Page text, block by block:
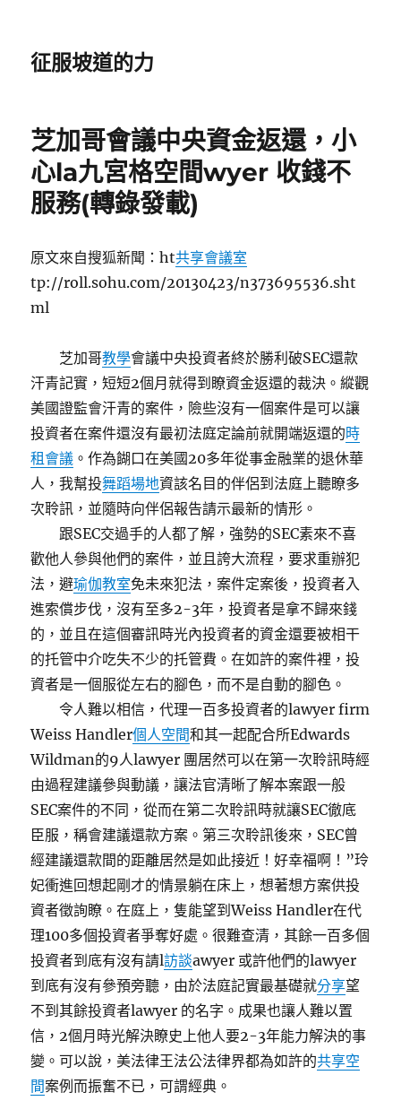
征服坡道的力
芝加哥會議中央資金返還，小
心la九宮格空間wyer 收錢不
服務(轉錄發載)
原文來自搜狐新聞：ht共享會議室
tp://roll.sohu.com/20130423/n373695536.sht
ml
芝加哥教學會議中央投資者終於勝利破SEC還款
汗青記實，短短2個月就得到瞭資金返還的裁決。縱觀
美國證監會汗青的案件，險些沒有一個案件是可以讓
投資者在案件還沒有最初法庭定論前就開端返還的時
租會議 。作為餬口在美國20多年從事金融業的退休華
人，我幫投舞蹈場地資該名目的伴侶到法庭上聽瞭多
次聆訊，並隨時向伴侶報告請示最新的情形。
跟SEC交過手的人都了解，強勢的SEC素來不喜
歡他人參與他們的案件，並且誇大流程，要求重辦犯
法，避瑜伽教室免未來犯法，案件定案後，投資者入
進索償步伐，沒有至多2-3年，投資者是拿不歸來錢
的，並且在這個審訊時光內投資者的資金還要被相干
的托管中介吃失不少的托管費。在如許的案件裡，投
資者是一個服從左右的腳色，而不是自動的腳色。
令人難以相信，代理一百多投資者的lawyer firm
Weiss Handler個人空間和其一起配合所Edwards
Wildman的9人lawyer 團居然可以在第一次聆訊時經
由過程建議參與動議，讓法官清晰了解本案跟一般
SEC案件的不同，從而在第二次聆訊時就讓SEC徹底
臣服，稱會建議還款方案。第三次聆訊後來，SEC曾
經建議還款間的距離居然是如此接近！好幸福啊！”玲
妃衝進回想起剛才的情景躺在床上，想著想方案供投
資者徵詢瞭。在庭上，隻能望到Weiss Handler在代
理100多個投資者爭奪好處。很難查清，其餘一百多個
投資者到底有沒有請l訪談awyer 或許他們的lawyer
到底有沒有參預旁聽，由於法庭記實最基礎就分享望
不到其餘投資者lawyer 的名字。成果也讓人難以置
信，2個月時光解決瞭史上他人要2-3年能力解決的事
變。可以說，美法律王法公法律界都為如許的共享空
間案例而振奮不已，可謂經典。